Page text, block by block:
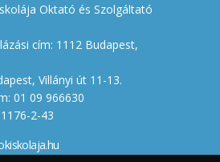
Oktató és Szolgáltató
cím: 1112 Budapest,
Villányi út 11-13.
01 09 966630
2-43